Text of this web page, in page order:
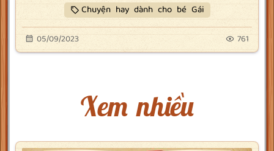
Chuyện hay dành cho bé Gái
05/09/2023 761
Xem nhiều